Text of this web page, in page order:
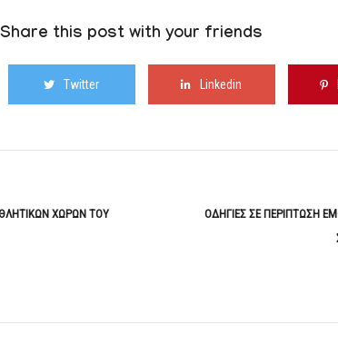
Share this post with your friends
Twitter Linkedin
ΧΩΡΩΝ ΤΟΥ
ΟΔΗΓΙΕΣ ΣΕ ΠΕΡΙΠΤΩΣΗ